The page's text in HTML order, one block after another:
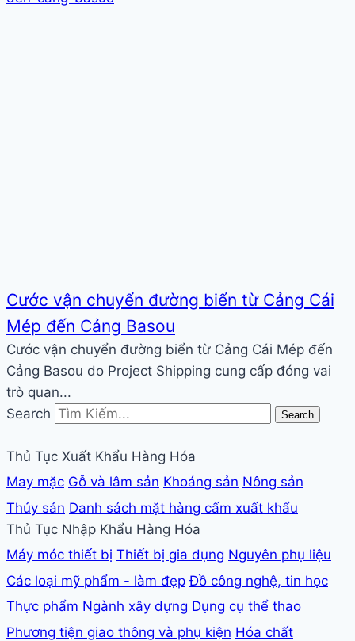
Cước vận chuyển đường biển từ Cảng Cái
Mép đến Cảng Basou
Cước vận chuyển đường biển từ Cảng Cái Mép đến
Cảng Basou do Project Shipping cung cấp đóng vai
trò quan...
Search
Search
Thủ Tục Xuất Khẩu Hàng Hóa
May mặc Gỗ và lâm sản Khoáng sản Nông sản
Thủy sản Danh sách mặt hàng cấm xuất khẩu
Thủ Tục Nhập Khẩu Hàng Hóa
Máy móc thiết bị Thiết bị gia dụng Nguyên phụ liệu
Các loại mỹ phẩm - làm đẹp Đồ công nghệ, tin học
Thực phẩm Ngành xây dựng Dụng cụ thể thao
Phương tiện giao thông và phụ kiện Hóa chất